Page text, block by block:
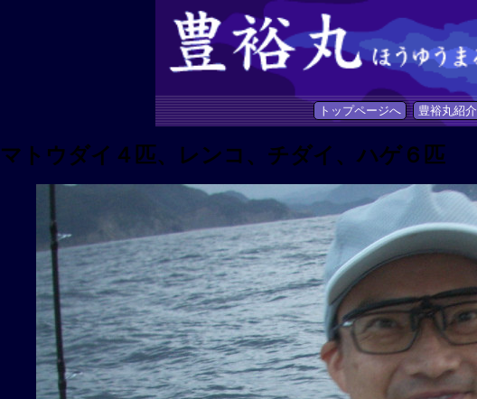
トップページへ 豊裕丸紹介
マトウダイ４匹、レンコ、チダイ、ハゲ６匹